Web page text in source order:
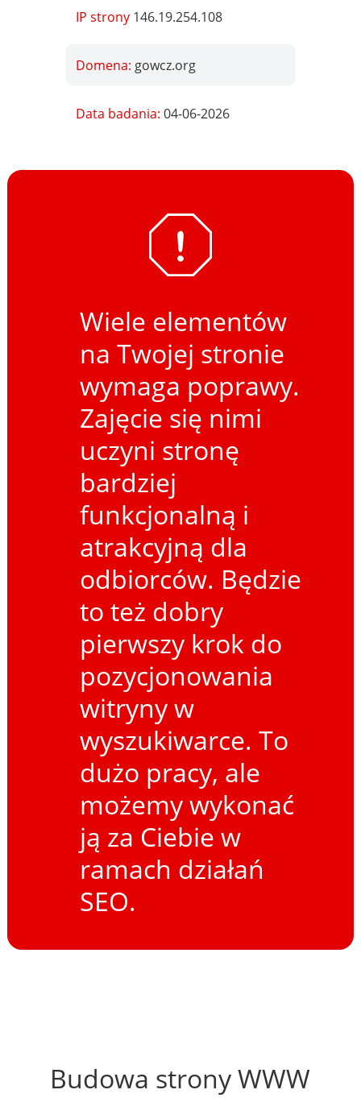
IP strony 146.19.254.108
Domena: gowcz.org
Data badania:04-06-2026
Wiele elementów
na Twojej stronie
wymaga poprawy.
Zajęcie się nimi
uczyni stronę
bardziej
funkcjonalną i
atrakcyjną dla
odbiorców. Będzie
to też dobry
pierwszy krok do
pozycjonowania
witryny w
wyszukiwarce. To
dużo pracy, ale
możemy wykonać
ją za Ciebie w
ramach działań
SEO.
Budowa strony WWW